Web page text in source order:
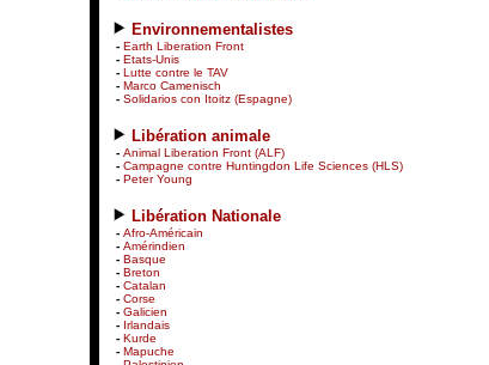
Environnementalistes
- Earth Liberation Front
- Etats-Unis
- Lutte contre le TAV
- Marco Camenisch
- Solidarios con Itoitz (Espagne)
Libération animale
- Animal Liberation Front (ALF)
- Campagne contre Huntingdon Life Sciences (HLS)
- Peter Young
Libération Nationale
- Afro-Américain
- Amérindien
- Basque
- Breton
- Catalan
- Corse
- Galicien
- Irlandais
- Kurde
- Mapuche